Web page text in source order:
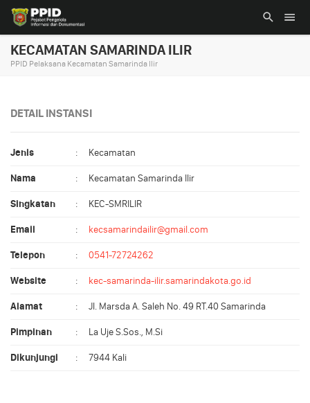
KECAMATAN SAMARINDA ILIR
PPID Pelaksana Kecamatan Samarinda Ilir
DETAIL INSTANSI
Jenis : Kecamatan
Nama : Kecamatan Samarinda Ilir
Singkatan : KEC-SMRILIR
Email : kecsamarindailir@gmail.com
Telepon : 0541-72724262
Website : kec-samarinda-ilir.samarindakota.go.id
Alamat : Jl. Marsda A. Saleh No. 49 RT.40 Samarinda
Pimpinan : La Uje S.Sos., M.Si
Dikunjungi : 7944 Kali